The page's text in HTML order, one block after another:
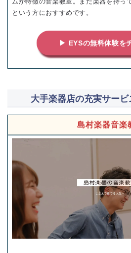
という方におすすめです。
▶ EYSの無料体験を
大手楽器店の充実サービ
島村楽器音楽